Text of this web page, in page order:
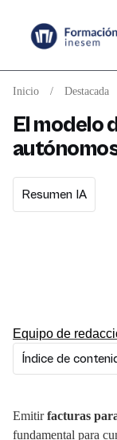
Inicio / Destacada
El modelo
Resumen IA
Equipo de
Índice de
Emitirfacturas
fundamental para